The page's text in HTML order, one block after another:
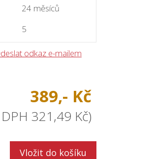
24 měsíců
5
odkaz e-mailem
389,- Kč
321,49 Kč)
Vložit do košíku